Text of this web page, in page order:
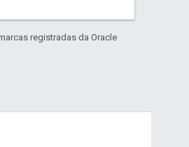
registradas da Oracle